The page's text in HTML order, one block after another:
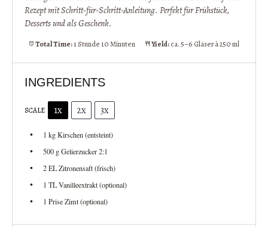
Rezept mit Schritt-für-Schritt-Anleitung. Perfekt für Frühstück,
Desserts und als Geschenk.
Total Time:1 Stunde 10 Minuten Yield:ca. 5–6 Gläser à 250 ml
INGREDIENTS
SCALE 1x 2x 3x
1 kg Kirschen (entsteint)
500 gGelierzucker 2:1
2EL Zitronensaft (frisch)
1 TL Vanilleextrakt (optional)
1 Prise Zimt (optional)